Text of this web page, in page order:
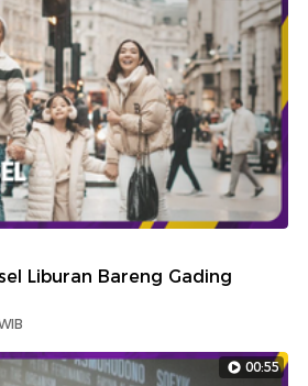
Liburan Bareng Gading
00:55